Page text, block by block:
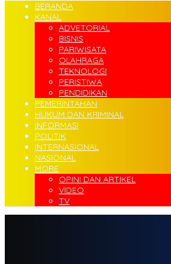
BERANDA
KANAL
ADVETORIAL
BISNIS
PARIWISATA
OLAHRAGA
TEKNOLOGI
PERISTIWA
PENDIDIKAN
PEMERINTAHAN
HUKUM DAN KRIMINAL
INFORMASI
POLITIK
INTERNASIONAL
NASIONAL
MORE
OPINI DAN ARTIKEL
VIDEO
TV